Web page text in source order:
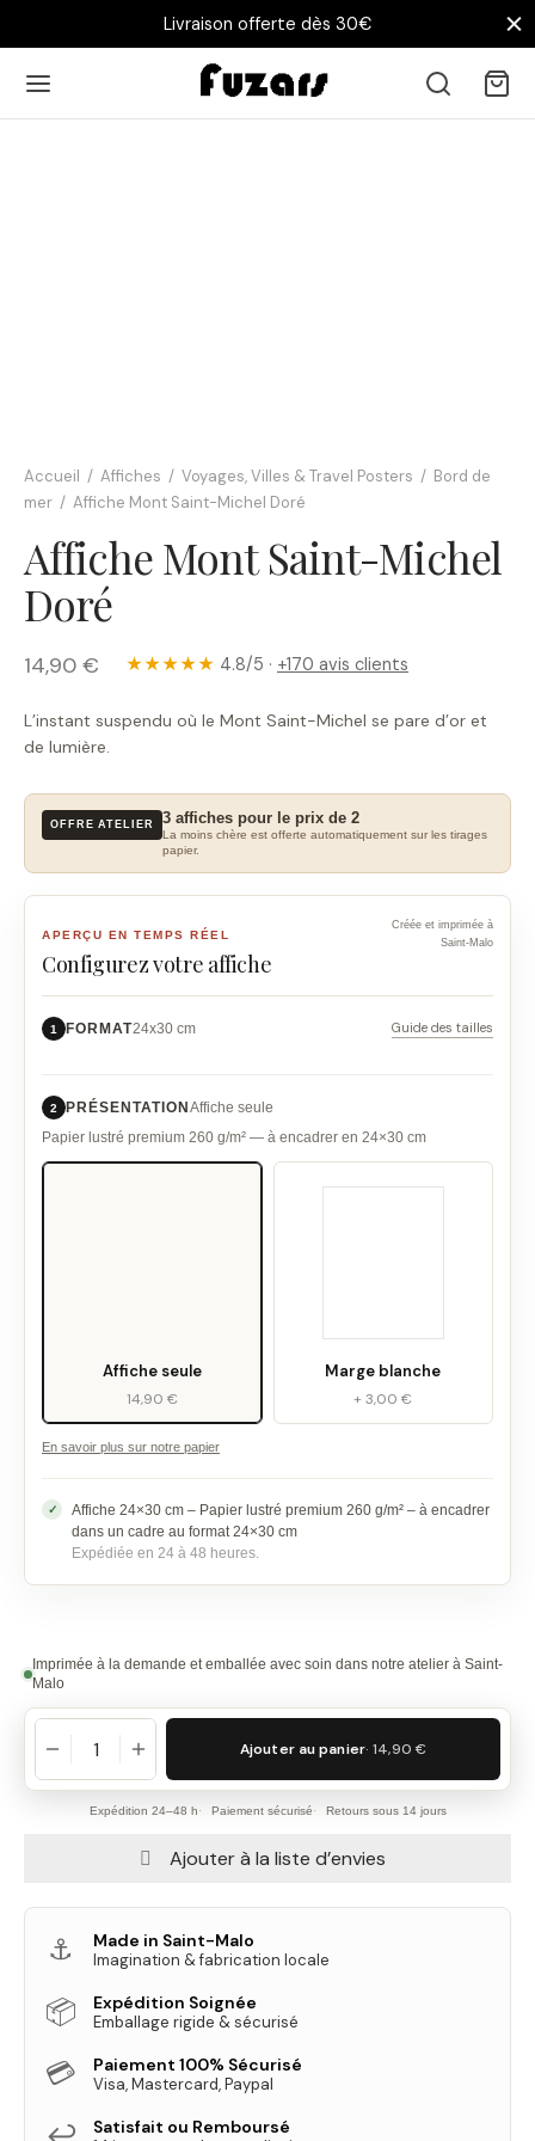
Livraison offerte dès 30€
Accueil / Affiches / Voyages, Villes & Travel Posters / Bord de
mer / Affiche Mont Saint-Michel Doré
Affiche Mont Saint-Michel
Doré
14,90 € ★★★★★ 4.8/5 · +170 avis clients
L’instant suspendu où le Mont Saint-Michel se pare d’or et
de lumière.
OFFRE ATELIER 3 affiches pour le prix de 2
La moins chère est offerte automatiquement sur les tirages
papier.
APERÇU EN TEMPS RÉEL
Configurez votre affiche
Créée et imprimée à
Saint-Malo
1 FORMAT24x30 cm Guide des tailles
2 PRÉSENTATION Affiche seule
Papier lustré premium 260 g/m² — à encadrer en 24×30 cm
Affiche seule
14,90 €
Marge blanche
+ 3,00 €
En savoir plus sur notre papier
Affiche 24×30 cm – Papier lustré premium 260 g/m² – à encadrer
dans un cadre au format 24×30 cm
Expédiée en 24 à 48 heures.
Imprimée à la demande et emballée avec soin dans notre atelier à Saint-
Malo
Ajouter au panier· 14,90 €
Expédition 24–48 h Paiement sécurisé Retours sous 14 jours
Ajouter à la liste d’envies
⚓ Made in Saint-Malo
Imagination & fabrication locale
📦 Expédition Soignée
Emballage rigide & sécurisé
💳 Paiement 100% Sécurisé
Visa, Mastercard, Paypal
Satisfait ou Remboursé